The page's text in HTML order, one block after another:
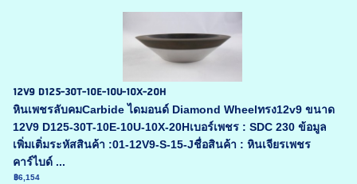
12V9 D125-30T-10E-10U-10X-20H
หินเพชรลับคมCarbide ไดมอนด์ Diamond Wheelทรง12v9 ขนาด
12V9 D125-30T-10E-10U-10X-20Hเบอร์เพชร : SDC 230 ข้อมูล
เพิ่มเติ่มระหัสสินค้า :01-12V9-S-15-Jชื่อสินค้า : หินเจียรเพชร
คาร์ไบด์ ...
฿6,154